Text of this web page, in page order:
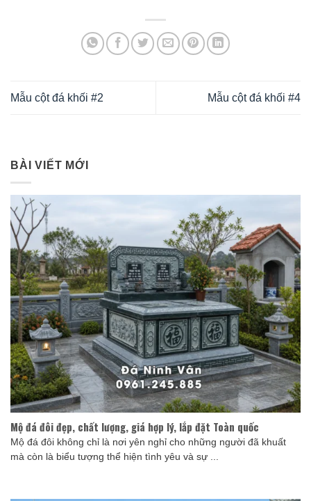
Mẫu cột đá khối #2 Mẫu cột đá khối #4
BÀI VIẾT MỚI
Mộ đá đôi đẹp, chất lượng, giá hợp lý, lắp đặt Toàn quốc
Mộ đá đôi không chỉ là nơi yên nghỉ cho những người đã khuất
mà còn là biểu tượng thể hiện tình yêu và sự ...